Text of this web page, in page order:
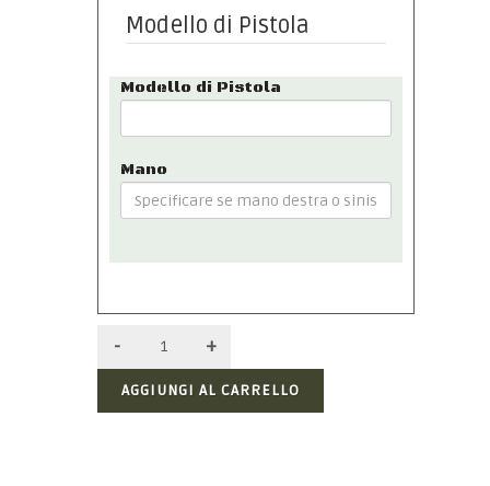
Modello di Pistola
Modello di Pistola
Mano
AGGIUNGI AL CARRELLO